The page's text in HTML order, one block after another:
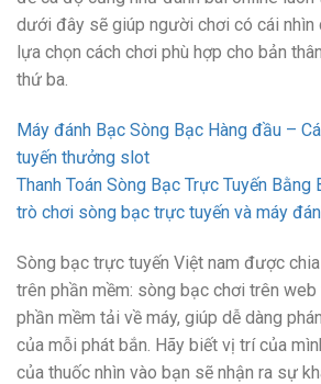
dưới đây sẽ giúp người chơi có cái nhìn
lựa chọn cách chơi phù hợp cho bản
thứ ba.
Máy đánh Bạc Sòng Bạc Hàng đầu –
tuyến thưởng slot
Thanh Toán Sòng Bạc Trực Tuyến
trò chơi sòng bạc trực tuyến và máy
Sòng bạc trực tuyến Việt nam được
trên phần mềm: sòng bạc chơi trên
phần mềm tải về máy, giúp dễ dàng
của mỗi phát bắn. Hãy biết vị trí của
của thuốc nhìn vào bạn sẽ nhận ra sự